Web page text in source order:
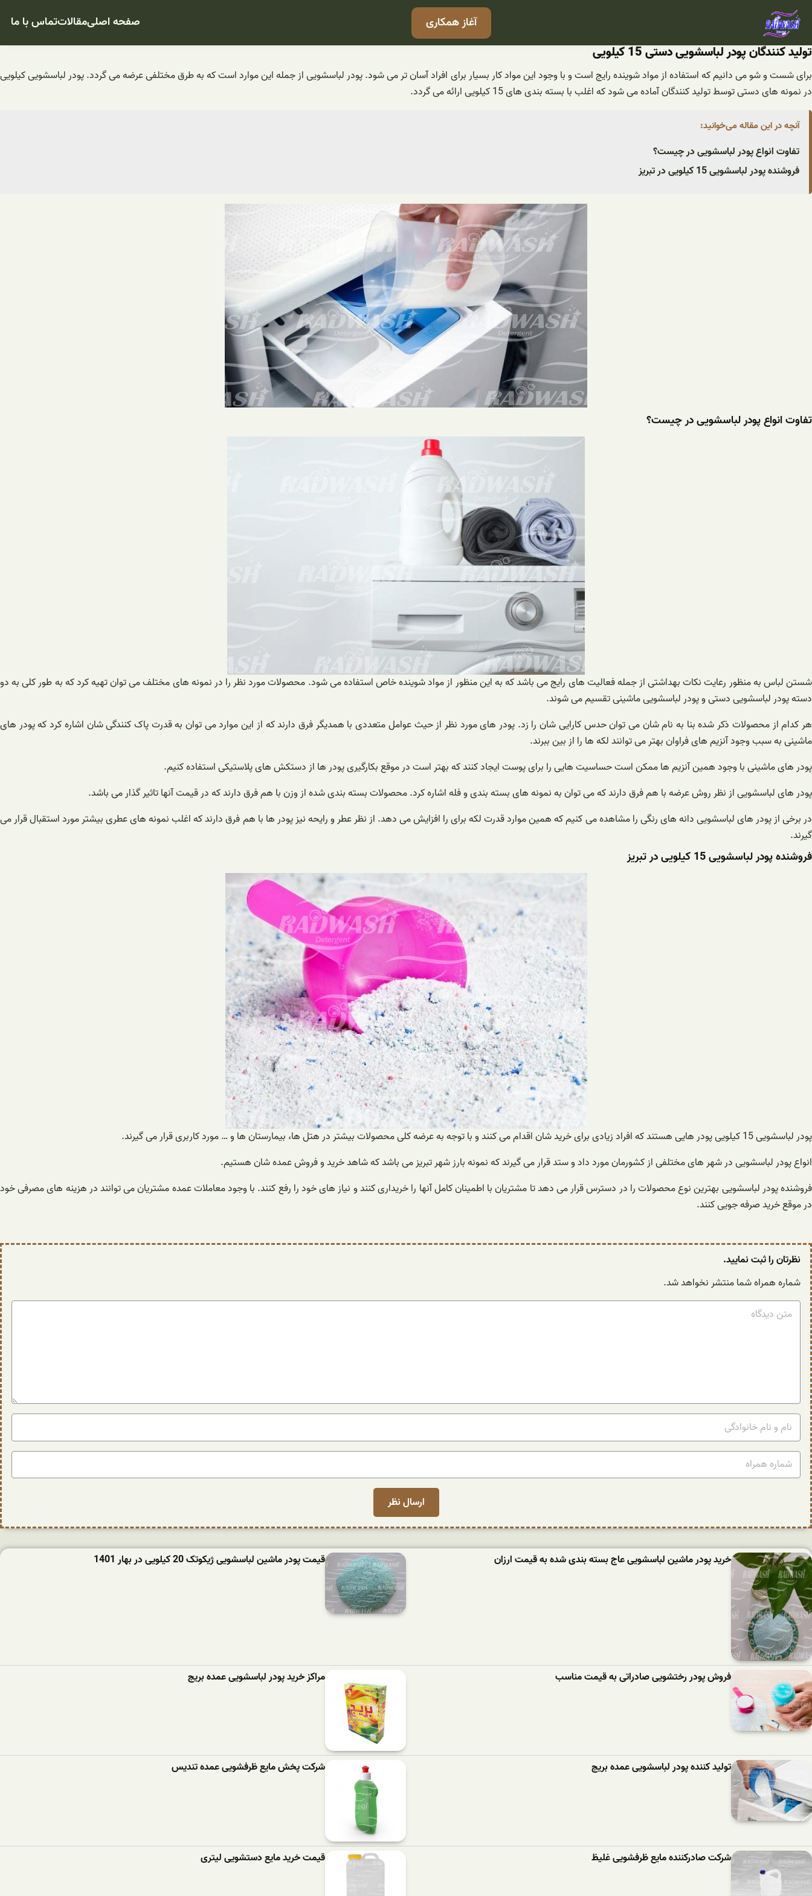
رفتن
آغاز همکاری صفحه اصلیمقالاتتماس با ما
تولید کنندگان پودر لباسشویی دستی 15 کیلویی
برای شست و شو می دانیم که استفاده از مواد شوینده رایج است و با وجود این مواد کار بسیار برای افراد آسان تر می شود. پودر لباسشویی از جمله این موارد است که به طرق مختلفی عرضه می گردد. پودر لباسشویی کیلویی
در نمونه های دستی توسط تولید کنندگان آماده می شود که اغلب با بسته بندی های 15 کیلویی ارائه می گردد.
آنچه در این مقاله می‌خوانید:
تفاوت انواع پودر لباسشویی در چیست؟
فروشنده پودر لباسشویی 15 کیلویی در تبریز
تفاوت انواع پودر لباسشویی در چیست؟
شستن لباس به منظور رعایت نکات بهداشتی از جمله فعالیت های رایج می باشد که به این منظور از مواد شوینده خاص استفاده می شود. محصولات مورد نظر را در نمونه های مختلف می توان تهیه کرد که به طور کلی به دو
دسته پودر لباسشویی دستی و پودر لباسشویی ماشینی تقسیم می شوند.
هر کدام از محصولات ذکر شده بنا به نام شان می توان حدس کارایی شان را زد. پودر های مورد نظر از حیث عوامل متعددی با همدیگر فرق دارند که از این موارد می توان به قدرت پاک کنندگی شان اشاره کرد که پودر های
ماشینی به سبب وجود آنزیم های فراوان بهتر می توانند لکه ها را از بین ببرند.
پودر های ماشینی با وجود همین آنزیم ها ممکن است حساسیت هایی را برای پوست ایجاد کنند که بهتر است در موقع بکارگیری پودر ها از دستکش های پلاستیکی استفاده کنیم.
پودر های لباسشویی از نظر روش عرضه با هم فرق دارند که می توان به نمونه های بسته بندی و فله اشاره کرد. محصولات بسته بندی شده از وزن با هم فرق دارند که در قیمت آنها تاثیر گذار می باشد.
در برخی از پودر های لباسشویی دانه های رنگی را مشاهده می کنیم که همین موارد قدرت لکه برای را افزایش می دهد. از نظر عطر و رایحه نیز پودر ها با هم فرق دارند که اغلب نمونه های عطری بیشتر مورد استقبال قرار می
گیرند.
فروشنده پودر لباسشویی 15 کیلویی در تبریز
پودر لباسشویی 15 کیلویی پودر هایی هستند که افراد زیادی برای خرید شان اقدام می کنند و با توجه به عرضه کلی محصولات بیشتر در هتل ها، بیمارستان ها و … مورد کاربری قرار می گیرند.
انواع پودر لباسشویی در شهر های مختلفی از کشورمان مورد داد و ستد قرار می گیرند که نمونه بارز شهر تبریز می باشد که شاهد خرید و فروش عمده شان هستیم.
فروشنده پودر لباسشویی بهترین نوع محصولات را در دسترس قرار می دهد تا مشتریان با اطمینان کامل آنها را خریداری کنند و نیاز های خود را رفع کنند. با وجود معاملات عمده مشتریان می توانند در هزینه های مصرفی خود
در موقع خرید صرفه جویی کنند.
نظرتان را ثبت نمایید.
شماره همراه شما منتشر نخواهد شد.
خرید پودر ماشین لباسشویی عاج بسته بندی شده به قیمت ارزان قیمت پودر ماشین لباسشویی ژیکوتک 20 کیلویی در بهار 1401
فروش پودر رختشویی صادراتی به قیمت مناسب مراکز خرید پودر لباسشویی عمده بریج
تولید کننده پودر لباسشویی عمده بریج شرکت پخش مایع ظرفشویی عمده تندیس
شرکت صادرکننده مایع ظرفشویی غلیظ قیمت خرید مایع دستشویی لیتری